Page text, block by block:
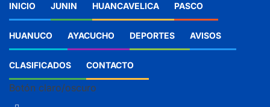
INICIO JUNIN HUANCAVELICA PASCO
HUANUCO AYACUCHO DEPORTES AVISOS
CLASIFICADOS CONTACTO
Botón claro/oscuro